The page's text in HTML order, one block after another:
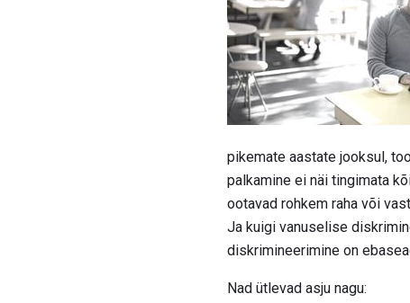
pikemate aastate jooksul,
palkamine ei näi tingimata
ootavad rohkem raha või
Ja kuigi vanuselise
diskrimineerimine on
Nad ütlevad asju nagu: